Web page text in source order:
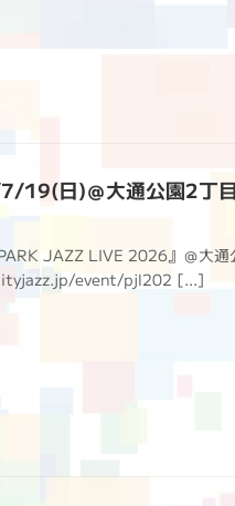
19(日)＠大通公園2丁
JAZZ LIVE 2026』＠大通
event/pjl202 […]